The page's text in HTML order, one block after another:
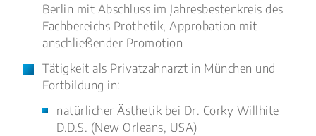
Berlin mit Abschluss im Jahresbestenkreis des
Fachbereichs Prothetik, Approbation mit
anschließender Promotion
Tätigkeit als Privatzahnarzt in München und
Fortbildung in:
natürlicher Ästhetik bei Dr. Corky Willhite
D.D.S. (New Orleans, USA)